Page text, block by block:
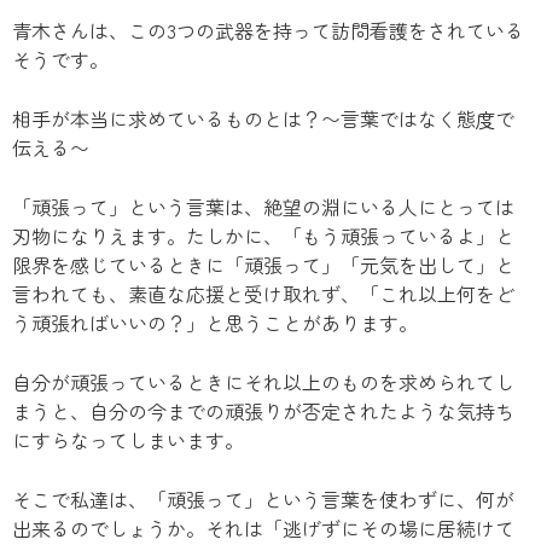
青木さんは、この3つの武器を持って訪問看護をされている
そうです。
相手が本当に求めているものとは？〜言葉ではなく態度で
伝える〜
「頑張って」という言葉は、絶望の淵にいる人にとっては
刃物になりえます。たしかに、「もう頑張っているよ」と
限界を感じているときに「頑張って」「元気を出して」と
言われても、素直な応援と受け取れず、「これ以上何をど
う頑張ればいいの？」と思うことがあります。
自分が頑張っているときにそれ以上のものを求められてし
まうと、自分の今までの頑張りが否定されたような気持ち
にすらなってしまいます。
そこで私達は、「頑張って」という言葉を使わずに、何が
出来るのでしょうか。それは「逃げずにその場に居続けて